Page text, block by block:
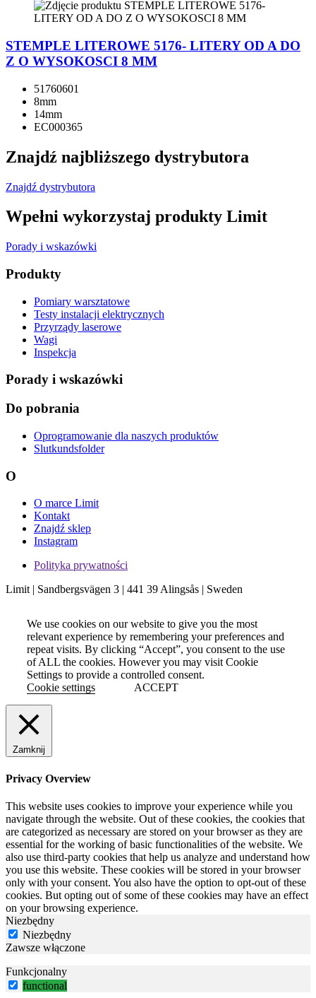
STEMPLE LITEROWE 5176- LITERY OD A DO
Z O WYSOKOSCI 8 MM
51760601
8mm
14mm
EC000365
Znajdź najbliższego dystrybutora
Znajdź dystrybutora
Wpełni wykorzystaj produkty Limit
Porady i wskazówki
Produkty
Pomiary warsztatowe
Testy instalacji elektrycznych
Przyrządy laserowe
Wagi
Inspekcja
Porady i wskazówki
Do pobrania
Oprogramowanie dla naszych produktów
Slutkundsfolder
O
O marce Limit
Kontakt
Znajdź sklep
Instagram
Polityka prywatności
Limit | Sandbergsvägen 3 | 441 39 Alingsås | Sweden
We use cookies on our website to give you the most
relevant experience by remembering your preferences and
repeat visits. By clicking “Accept”, you consent to the use
of ALL the cookies. However you may visit Cookie
Settings to provide a controlled consent.
Cookie settings
ACCEPT
Zamknij
Privacy Overview
This website uses cookies to improve your experience while you
navigate through the website. Out of these cookies, the cookies that
are categorized as necessary are stored on your browser as they are
essential for the working of basic functionalities of the website. We
also use third-party cookies that help us analyze and understand how
you use this website. These cookies will be stored in your browser
only with your consent. You also have the option to opt-out of these
cookies. But opting out of some of these cookies may have an effect
on your browsing experience.
Niezbędny
Niezbędny
Zawsze włączone
Funkcjonalny
functional